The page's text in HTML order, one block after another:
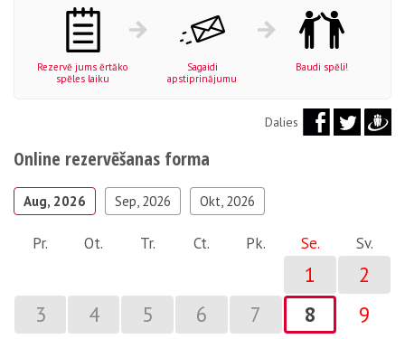
Rezervē jums ērtāko
spēles laiku
Sagaidi
apstiprinājumu
Baudi spēli!
Dalies
Online rezervēšanas forma
Aug, 2026 Sep, 2026 Okt, 2026
Pr. Ot. Tr. Ct. Pk. Se. Sv.
1
2
3
4 5 6 7 8
9